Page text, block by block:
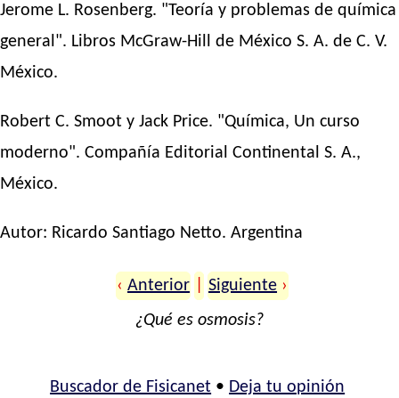
Jerome L. Rosenberg. "Teoría y problemas de química
general". Libros McGraw-Hill de México S. A. de C. V.
México.
Robert C. Smoot y Jack Price. "Química, Un curso
moderno". Compañía Editorial Continental S. A.,
México.
Autor: Ricardo Santiago Netto. Argentina
‹ Anterior Siguiente ›
¿Qué es osmosis?
Buscador de Fisicanet • Deja tu opinión